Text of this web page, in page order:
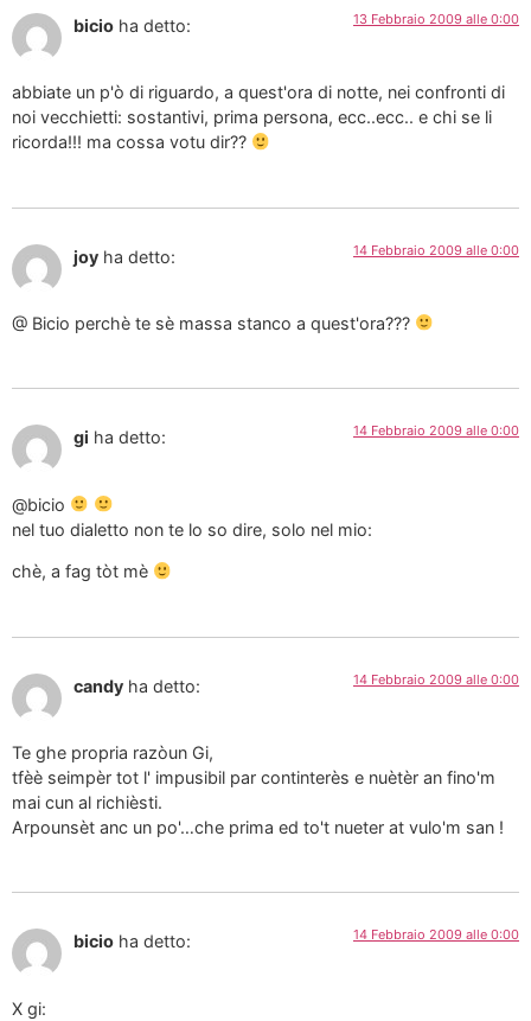
bicio ha detto: 13 Febbraio 2009 alle 0:00
abbiate un p'ò di riguardo, a quest'ora di notte, nei confronti di
noi vecchietti: sostantivi, prima persona, ecc..ecc.. e chi se li
ricorda!!! ma cossa votu dir??
joy ha detto: 14 Febbraio 2009 alle 0:00
@ Bicio perchè te sè massa stanco a quest'ora???
gi ha detto: 14 Febbraio 2009 alle 0:00
@bicio
nel tuo dialetto non te lo so dire, solo nel mio:
chè, a fag tòt mè
candy ha detto: 14 Febbraio 2009 alle 0:00
Te ghe propria razòun Gi,
tfèè seimpèr tot l' impusibil par continterès e nuètèr an fino'm
mai cun al richièsti.
Arpounsèt anc un po'…che prima ed to't nueter at vulo'm san !
bicio ha detto: 14 Febbraio 2009 alle 0:00
X gi: